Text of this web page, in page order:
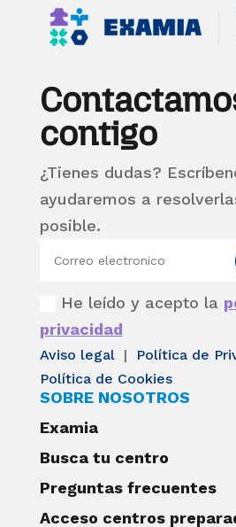
contigo
¿Tienes dudas?
ayudaremos a
posible.
He leído y acepto la
privacidad
Aviso legal | Política de
Política de Cookies
SOBRE NOSOTROS
Examia
Busca tu centro
Preguntas frecuentes
Acceso centros